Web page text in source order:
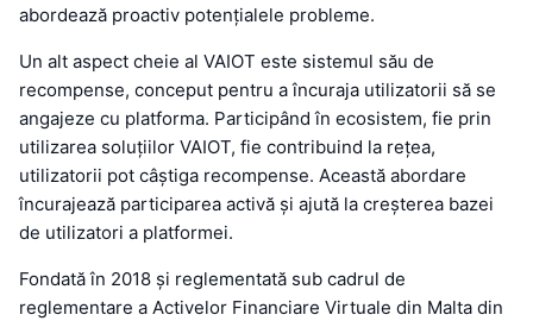
abordează proactiv potențialele probleme.
Un alt aspect cheie al VAIOT este sistemul său de
recompense, conceput pentru a încuraja utilizatorii să se
angajeze cu platforma. Participând în ecosistem, fie prin
utilizarea soluțiilor VAIOT, fie contribuind la rețea,
utilizatorii pot câștiga recompense. Această abordare
încurajează participarea activă și ajută la creșterea bazei
de utilizatori a platformei.
Fondată în 2018 și reglementată sub cadrul de
reglementare a Activelor Financiare Virtuale din Malta din